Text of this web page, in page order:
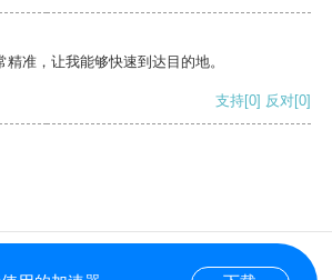
准，让我能够快速到达目的地。
支持[0] 反对[0]